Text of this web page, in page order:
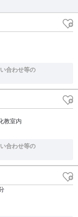
合わせ等の
教室内
合わせ等の